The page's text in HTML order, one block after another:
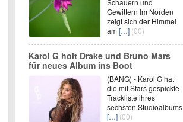
Schauern und
Gewittern Im Norden
zeigt sich der Himmel
am[…] (00)
Karol G holt Drake und Bruno Mars
für neues Album ins Boot
(BANG) - Karol G hat
die mit Stars gespickte
Trackliste ihres
sechsten Studioalbums
[…] (00)